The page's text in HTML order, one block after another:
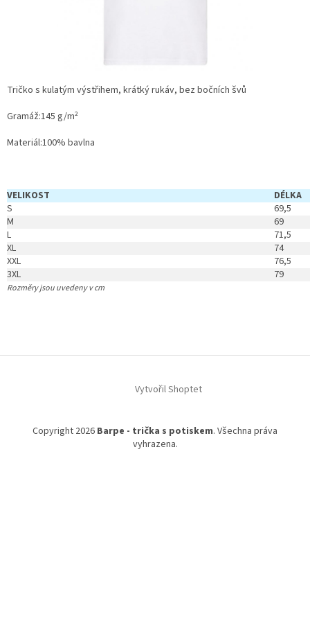
Tričko s kulatým výstřihem, krátký rukáv, bez bočních švů
Gramáž:145 g/m²
Materiál:100% bavlna
VELIKOST
DÉLKA
S
69,5
M
69
L
71,5
XL
74
XXL
76,5
3XL
79
Rozměry jsou uvedeny v cm
Vytvořil Shoptet
Copyright 2026 Barpe - trička s potiskem. Všechna práva
vyhrazena.